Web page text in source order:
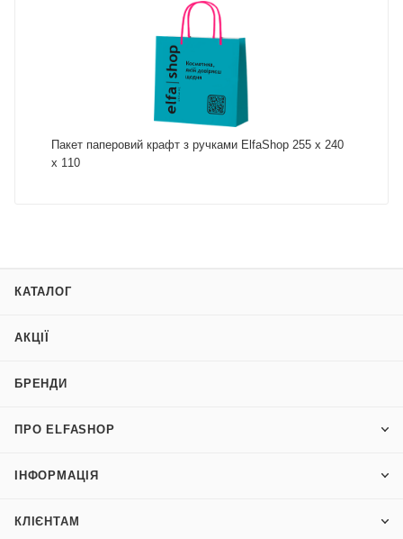
Пакет паперовий крафт з ручками ElfaShop 255 х 240
х 110
КАТАЛОГ
АКЦІЇ
БРЕНДИ
ПРО ELFASHOP
ІНФОРМАЦІЯ
КЛІЄНТАМ